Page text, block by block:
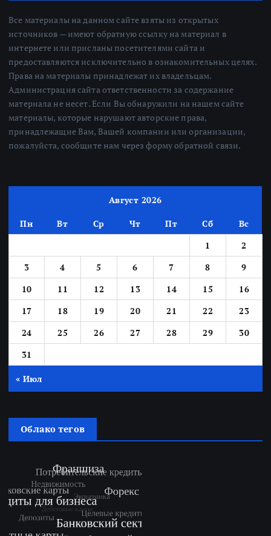
Все материалы на данном сайте взяты из открытых
источников — имеют обратную ссылку на материал в
интернете или присланы посетителями сайта и
предоставляются исключительно в ознакомительных целях.
Права на материалы принадлежат их владельцам.
Администрация сайта ответственности за содержание
материала не несет. Если Вы обнаружили на нашем сайте
материалы, которые нарушают авторские права,
принадлежащие Вам, Вашей компании или организации,
пожалуйста, сообщите нам через форму обратной связи.
Август 2026
Пн Вт Ср Чт Пт Сб
Вс
1
2
3
4 5 6 7 8
9
10
11 12 13 14 15
16
17
18 19 20 21 22
23
24
25 26 27 28 29
30
31
« Июл
Облако тегов